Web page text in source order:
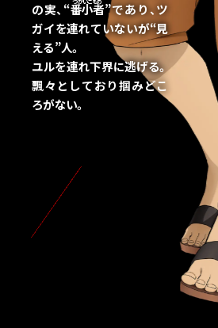
の実、 “番小者”であり、ツ
ガイを連れていないが“見
える”人。
ユルを連れ下界に逃げる。
飄々としており掴みどこ
ろがない。